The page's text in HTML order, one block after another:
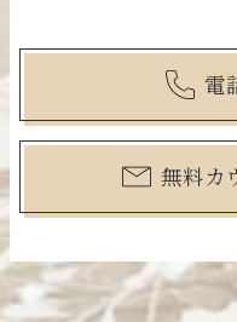
電
無料カ